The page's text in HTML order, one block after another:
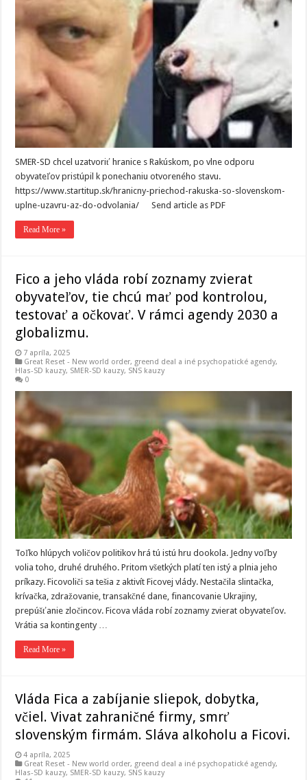
SMER-SD chcel uzatvoriť hranice s Rakúskom, po vlne odporu
obyvateľov pristúpil k ponechaniu otvoreného stavu.
https://www.startitup.sk/hranicny-priechod-rakuska-so-slovenskom-
uplne-uzavru-az-do-odvolania/ Send article as PDF
Read More »
Fico a jeho vláda robí zoznamy zvierat
obyvateľov, tie chcú mať pod kontrolou,
testovať a očkovať. V rámci agendy 2030 a
globalizmu.
7 apríla, 2025
Great Reset - New world order, greend deal a iné psychopatické agendy,
Hlas-SD kauzy, SMER-SD kauzy, SNS kauzy
0
Toľko hlúpych voličov politikov hrá tú istú hru dookola. Jedny voľby
volia toho, druhé druhého. Pritom všetkých platí ten istý a plnia jeho
príkazy. Ficovoliči sa tešia z aktivít Ficovej vlády. Nestačila slintačka,
krívačka, zdražovanie, transakčné dane, financovanie Ukrajiny,
prepúšťanie zločincov. Ficova vláda robí zoznamy zvierat obyvateľov.
Vrátia sa kontingenty …
Read More »
Vláda Fica a zabíjanie sliepok, dobytka,
včiel. Vivat zahraničné firmy, smrť
slovenským firmám. Sláva alkoholu a Ficovi.
4 apríla, 2025
Great Reset - New world order, greend deal a iné psychopatické agendy,
Hlas-SD kauzy, SMER-SD kauzy, SNS kauzy